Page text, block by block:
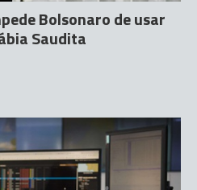
Bolsonaro de usar
Saudita